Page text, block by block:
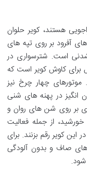
هستند، کویر حلوان
آفرود بر روی تپه های
است. شترسواری در
کاوش کویر است که
چهار چرخ نیز
در پهنه های شنی
بر روی شن های روان و
از جمله فعالیت
کویر رقم بزنند. برای
صاف و بدون آلودگی